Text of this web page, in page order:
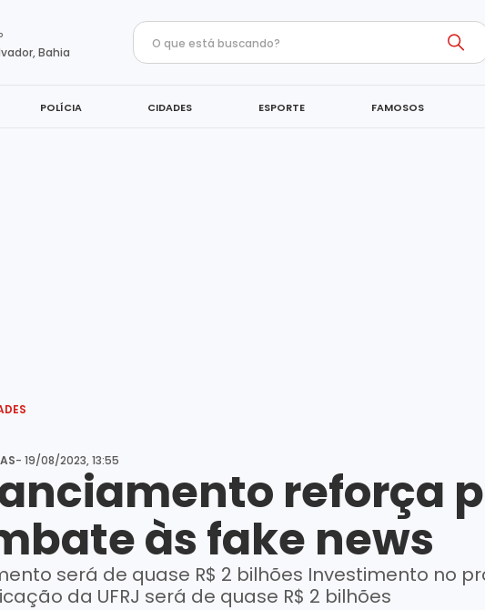
Bahia
POLÍCIA CIDADES ESPORTE FAMOSOS
- 19/08/2023, 13:55
reforça
às fake news
será de quase R$ 2 bilhões Investimento no
da UFRJ será de quase R$ 2 bilhões